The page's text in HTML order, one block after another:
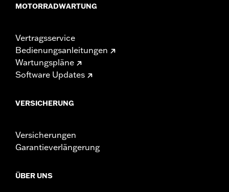
MOTORRADWARTUNG
Vertragsservice
Bedienungsanleitungen
Wartungspläne
Software Updates
VERSICHERUNG
Versicherungen
Garantieverlängerung
ÜBER UNS